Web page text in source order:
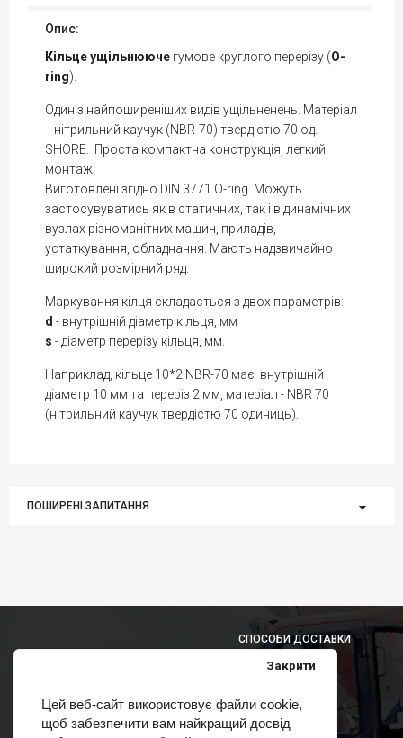
Цей веб-сайт використовує файли cookie,
щоб забезпечити вам найкращий досвід
Закрити
Опис:
Кільцеущільнююче гумове круглого перерізу (O-
ring).
Один з найпоширеніших видів ущільненень. Матеріал
- нітрильний каучук (NBR-70) твердістю 70 од.
SHORE. Проста компактна конструкція, легкий
монтаж.
Виготовлені згідно DIN 3771 O-ring. Можуть
застосувуватись як в статичних, так і в динамічних
вузлах різноманітних машин, приладів,
устаткування, обладнання. Мають надзвичайно
широкий розмірний ряд.
Маркування кілця складається з двох параметрів:
d - внутрішній діаметр кільця, мм
s - діаметр перерізу кільця, мм.
Наприклад, кільце 10*2 NBR-70 має внутрішній
діаметр 10 мм та переріз 2 мм, матеріал - NBR 70
(нітрильний каучук твердістю 70 одиниць).
ПОШИРЕНІ ЗАПИТАННЯ
СПОСОБИ ДОСТАВКИ
СПОСОБИ ОПЛАТИ